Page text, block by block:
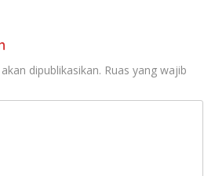
dipublikasikan. Ruas yang wajib